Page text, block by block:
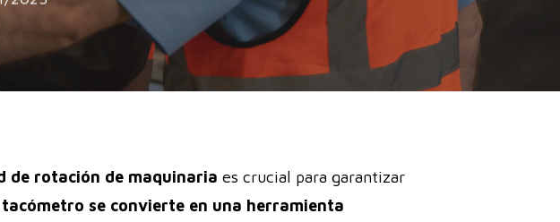
de rotación de maquinaria es crucial para garantizar
tacómetro se convierte en una herramienta